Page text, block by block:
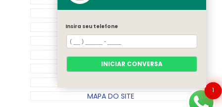
MANUTENÇÃO E USINAGEM
LOJA
EQUIPAMENTOS
RASTREAMENTO
CONTATO
MAPA DO SITE
1
Insira seu telefone
INICIAR CONVERSA